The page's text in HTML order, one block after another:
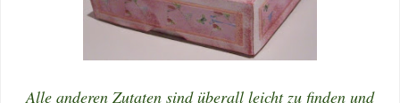
Alle anderen Zutaten sind überall leicht zu finden und